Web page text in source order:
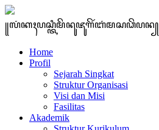
꧋ꦭꦁꦏꦃꦥꦱ꧀ꦠꦶꦩꦼꦤꦸꦗꦸꦒꦼꦂꦧꦁꦩꦱꦣꦼꦥꦤ꧀
Home
Profil
Sejarah Singkat
Struktur Organisasi
Visi dan Misi
Fasilitas
Akademik